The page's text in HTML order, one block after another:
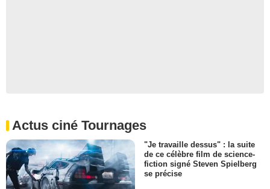
Actus ciné Tournages
"Je travaille dessus" : la suite
de ce célèbre film de science-
fiction signé Steven Spielberg
se précise